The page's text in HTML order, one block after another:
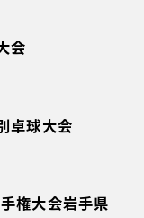
会
卓球大会
権大会岩手県